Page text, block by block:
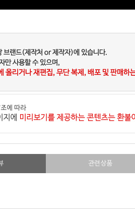
관련상품